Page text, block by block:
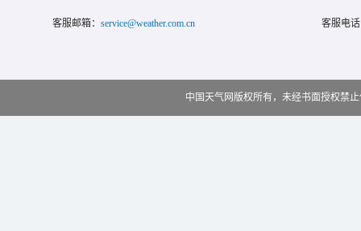
客服邮箱： service@weather.com.cn 客服电
中国天气网版权所有，未经书面授权